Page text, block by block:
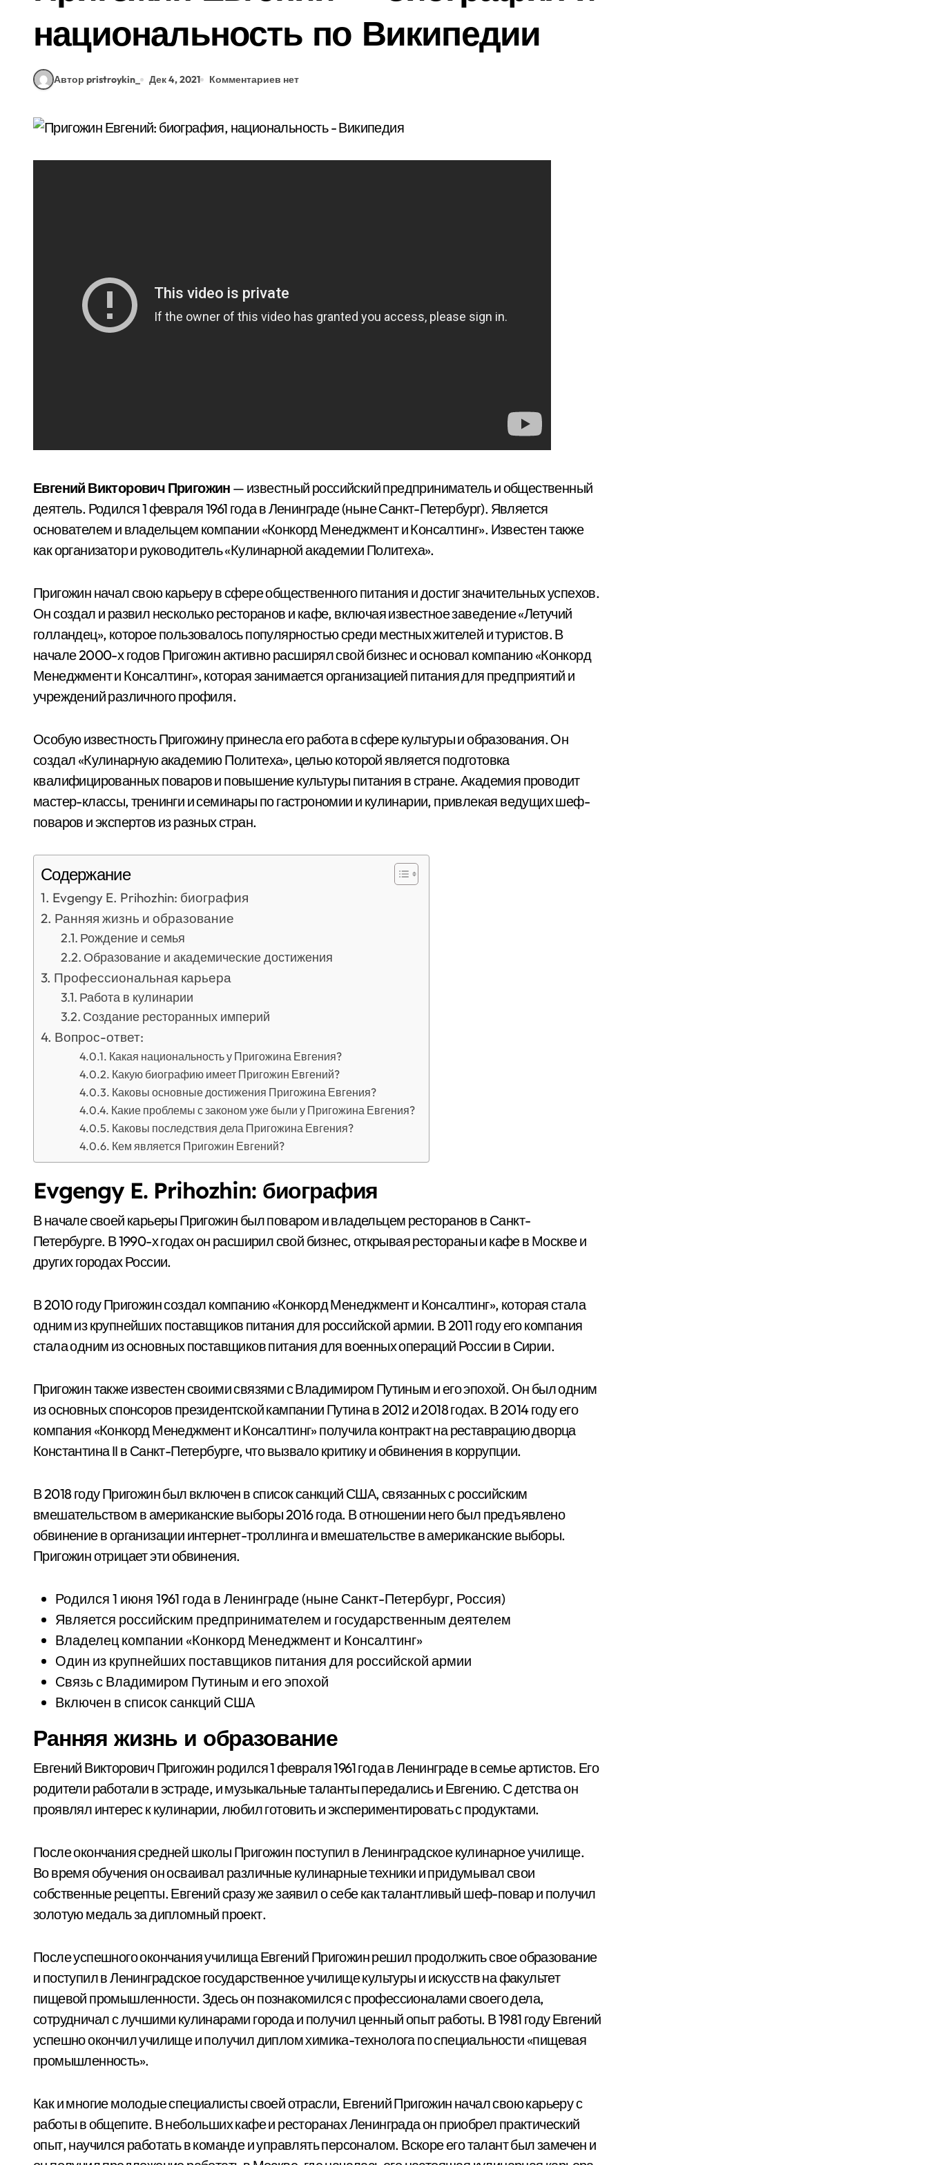
национальность по Википедии
Автор pristroykin_ Дек 4, 2021 Комментариев нет
Евгений Викторович Пригожин — известный российский предприниматель и общественный
деятель. Родился 1 февраля 1961 года в Ленинграде (ныне Санкт-Петербург). Является
основателем и владельцем компании «Конкорд Менеджмент и Консалтинг». Известен также
как организатор и руководитель «Кулинарной академии Политеха».
Пригожин начал свою карьеру в сфере общественного питания и достиг значительных успехов.
Он создал и развил несколько ресторанов и кафе, включая известное заведение «Летучий
голландец», которое пользовалось популярностью среди местных жителей и туристов. В
начале 2000-х годов Пригожин активно расширял свой бизнес и основал компанию «Конкорд
Менеджмент и Консалтинг», которая занимается организацией питания для предприятий и
учреждений различного профиля.
Особую известность Пригожину принесла его работа в сфере культуры и образования. Он
создал «Кулинарную академию Политеха», целью которой является подготовка
квалифицированных поваров и повышение культуры питания в стране. Академия проводит
мастер-классы, тренинги и семинары по гастрономии и кулинарии, привлекая ведущих шеф-
поваров и экспертов из разных стран.
Содержание
Evgengy E. Prihozhin: биография
Ранняя жизнь и образование
Рождение и семья
Образование и академические достижения
Профессиональная карьера
Работа в кулинарии
Создание ресторанных империй
Вопрос-ответ:
Какая национальность у Пригожина Евгения?
Какую биографию имеет Пригожин Евгений?
Каковы основные достижения Пригожина Евгения?
Какие проблемы с законом уже были у Пригожина Евгения?
Каковы последствия дела Пригожина Евгения?
Кем является Пригожин Евгений?
Evgengy E. Prihozhin: биография
В начале своей карьеры Пригожин был поваром и владельцем ресторанов в Санкт-
Петербурге. В 1990-х годах он расширил свой бизнес, открывая рестораны и кафе в Москве и
других городах России.
В 2010 году Пригожин создал компанию «Конкорд Менеджмент и Консалтинг», которая стала
одним из крупнейших поставщиков питания для российской армии. В 2011 году его компания
стала одним из основных поставщиков питания для военных операций России в Сирии.
Пригожин также известен своими связями с Владимиром Путиным и его эпохой. Он был одним
из основных спонсоров президентской кампании Путина в 2012 и 2018 годах. В 2014 году его
компания «Конкорд Менеджмент и Консалтинг» получила контракт на реставрацию дворца
Константина II в Санкт-Петербурге, что вызвало критику и обвинения в коррупции.
В 2018 году Пригожин был включен в список санкций США, связанных с российским
вмешательством в американские выборы 2016 года. В отношении него был предъявлено
обвинение в организации интернет-троллинга и вмешательстве в американские выборы.
Пригожин отрицает эти обвинения.
Родился 1 июня 1961 года в Ленинграде (ныне Санкт-Петербург, Россия)
Является российским предпринимателем и государственным деятелем
Владелец компании «Конкорд Менеджмент и Консалтинг»
Один из крупнейших поставщиков питания для российской армии
Связь с Владимиром Путиным и его эпохой
Включен в список санкций США
Ранняя жизнь и образование
Евгений Викторович Пригожин родился 1 февраля 1961 года в Ленинграде в семье артистов. Его
родители работали в эстраде, и музыкальные таланты передались и Евгению. С детства он
проявлял интерес к кулинарии, любил готовить и экспериментировать с продуктами.
После окончания средней школы Пригожин поступил в Ленинградское кулинарное училище.
Во время обучения он осваивал различные кулинарные техники и придумывал свои
собственные рецепты. Евгений сразу же заявил о себе как талантливый шеф-повар и получил
золотую медаль за дипломный проект.
После успешного окончания училища Евгений Пригожин решил продолжить свое образование
и поступил в Ленинградское государственное училище культуры и искусств на факультет
пищевой промышленности. Здесь он познакомился с профессионалами своего дела,
сотрудничал с лучшими кулинарами города и получил ценный опыт работы. В 1981 году Евгений
успешно окончил училище и получил диплом химика-технолога по специальности «пищевая
промышленность».
Как и многие молодые специалисты своей отрасли, Евгений Пригожин начал свою карьеру с
работы в общепите. В небольших кафе и ресторанах Ленинграда он приобрел практический
опыт, научился работать в команде и управлять персоналом. Вскоре его талант был замечен и